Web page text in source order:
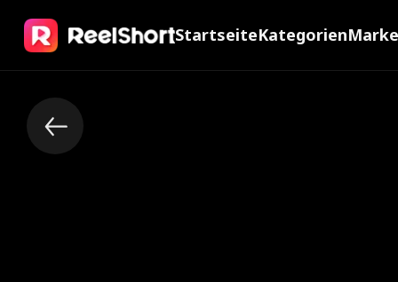
StartseiteKategorienMarke